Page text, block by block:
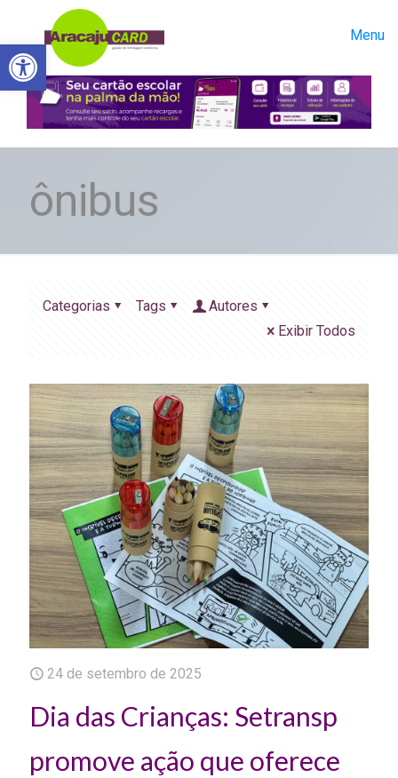
Abrir a barra de ferramentas
Menu
ônibus
Categorias Tags
Autores
Exibir Todos
24 de setembro de 2025
Dia das Crianças: Setransp
promove ação que oferece